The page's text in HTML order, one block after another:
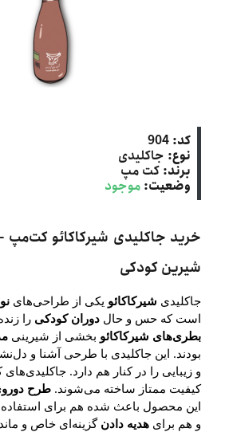
کد: 904
نوع: جاکلیدی
برند: کت‌ مپ
وضعیت: موجود
خرید جاکلیدی شیرکاکائو
شیرین کودکی
جاکلیدی شیرکاکائو یکی از طراحی‌های
است که حس و حال دوران کودکی را
بطری‌های شیرکاکائو بخشی از شیرینی
بودند. این جاکلیدی با طرحی آشنا و
و زیبایی را در کنار هم دارد.
کیفیت ممتاز ساخته می‌شوند. طرح
این محصول باعث شده هم برای استفاده
و هم برای هدیه دادن گزینه‌ای خاص و